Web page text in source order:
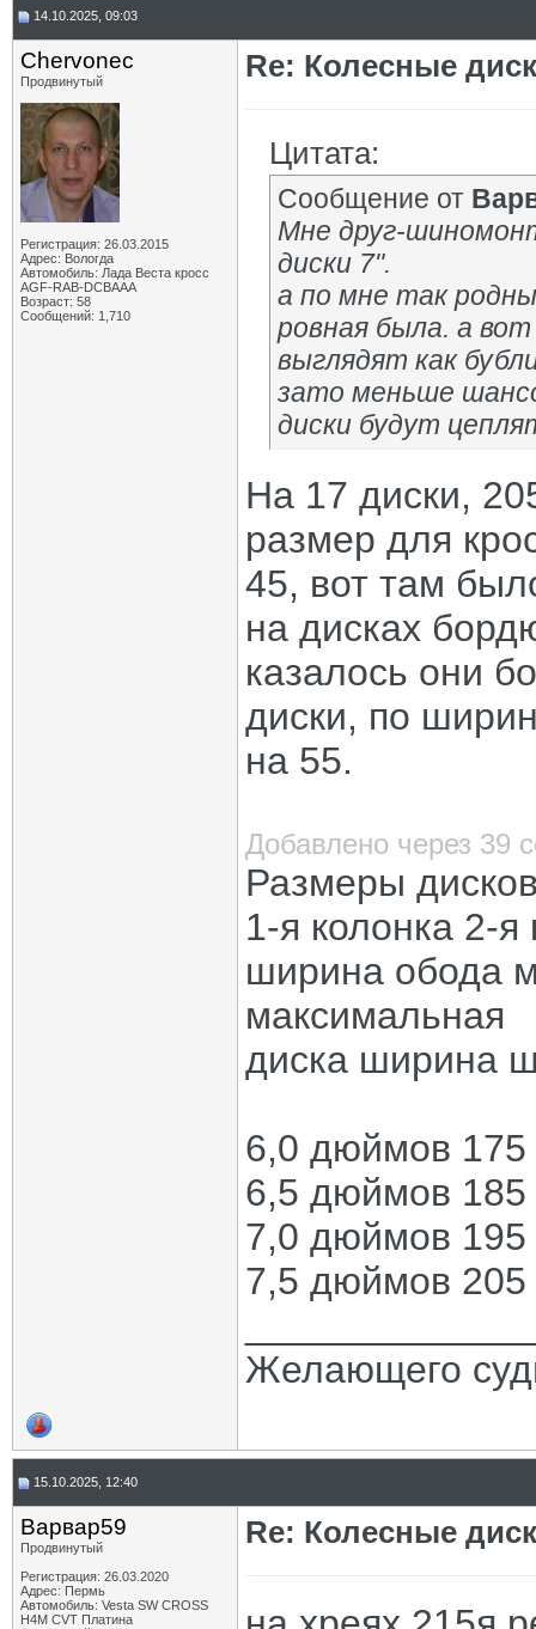
14.10.2025, 09:03
Chervonec
Продвинутый
Регистрация: 26.03.2015
Адрес: Вологда
Автомобиль: Лада Веста кросс
AGF-RAB-DCBAAA
Возраст: 58
Сообщений: 1,710
Re: Колесные
Цитата:
Сообщение от
Мне друг-
диски 7".
а по мне так
ровная была. а
выглядят как
зато меньше
диски будут
На 17 диски,
размер для
45, вот там
на дисках
казалось они
диски, по
на 55.
Добавлено через 39
Размеры
1-я колонка 2-я
ширина обода
максимальная
диска ширина
6,0 дюймов
6,5 дюймов
7,0 дюймов
7,5 дюймов
Желающего
15.10.2025, 12:40
Варвар59
Продвинутый
Регистрация: 26.03.2020
Адрес: Пермь
Автомобиль: Vesta SW CROSS
H4M CVT Платина
Re: Колесные